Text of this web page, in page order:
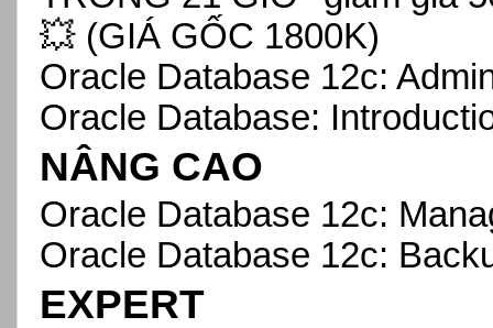
💥 (GIÁ GỐC 1800K)
Oracle Database 12c:
Oracle Database:
NÂNG CAO
Oracle Database 12c:
Oracle Database 12c:
EXPERT